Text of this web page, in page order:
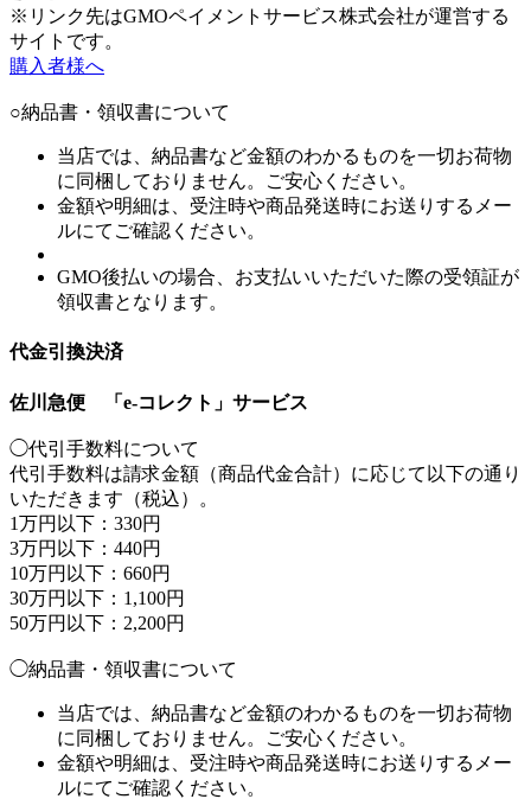
※リンク先はGMOペイメントサービス株式会社が運営する
サイトです。
購入者様へ
○納品書・領収書について
当店では、納品書など金額のわかるものを一切お荷物
に同梱しておりません。ご安心ください。
金額や明細は、受注時や商品発送時にお送りするメー
ルにてご確認ください。
GMO後払いの場合、お支払いいただいた際の受領証が
領収書となります。
代金引換決済
佐川急便 「e-コレクト」サービス
◯代引手数料について
代引手数料は請求金額（商品代金合計）に応じて以下の通り
いただきます（税込）。
1万円以下：330円
3万円以下：440円
10万円以下：660円
30万円以下：1,100円
50万円以下：2,200円
◯納品書・領収書について
当店では、納品書など金額のわかるものを一切お荷物
に同梱しておりません。ご安心ください。
金額や明細は、受注時や商品発送時にお送りするメー
ルにてご確認ください。